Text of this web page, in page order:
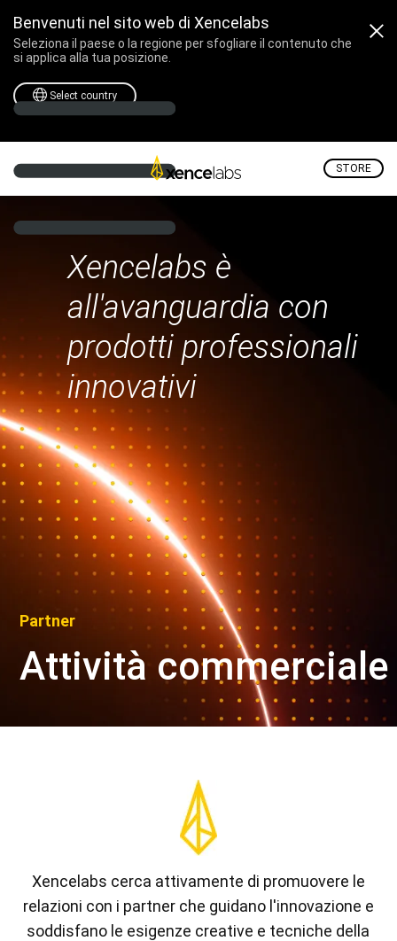
Benvenuti nel sito web di Xencelabs
Seleziona il paese o la regione per sfogliare il contenuto che
si applica alla tua posizione.
Select country
STORE
Partner
Attività commerciale
Xencelabs è
all'avanguardia con
prodotti professionali
innovativi
Xencelabs cerca attivamente di promuovere le
relazioni con i partner che guidano l'innovazione e
soddisfano le esigenze creative e tecniche della